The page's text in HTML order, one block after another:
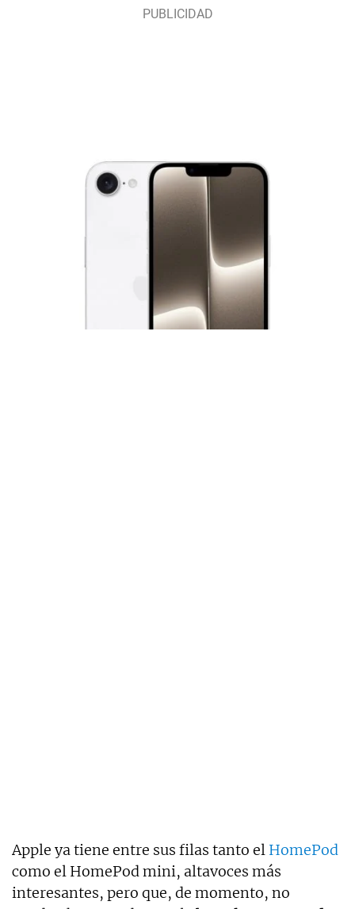
Apple ya tiene entre sus filas tanto el HomePod
como el HomePod mini, altavoces más
interesantes, pero que, de momento, no